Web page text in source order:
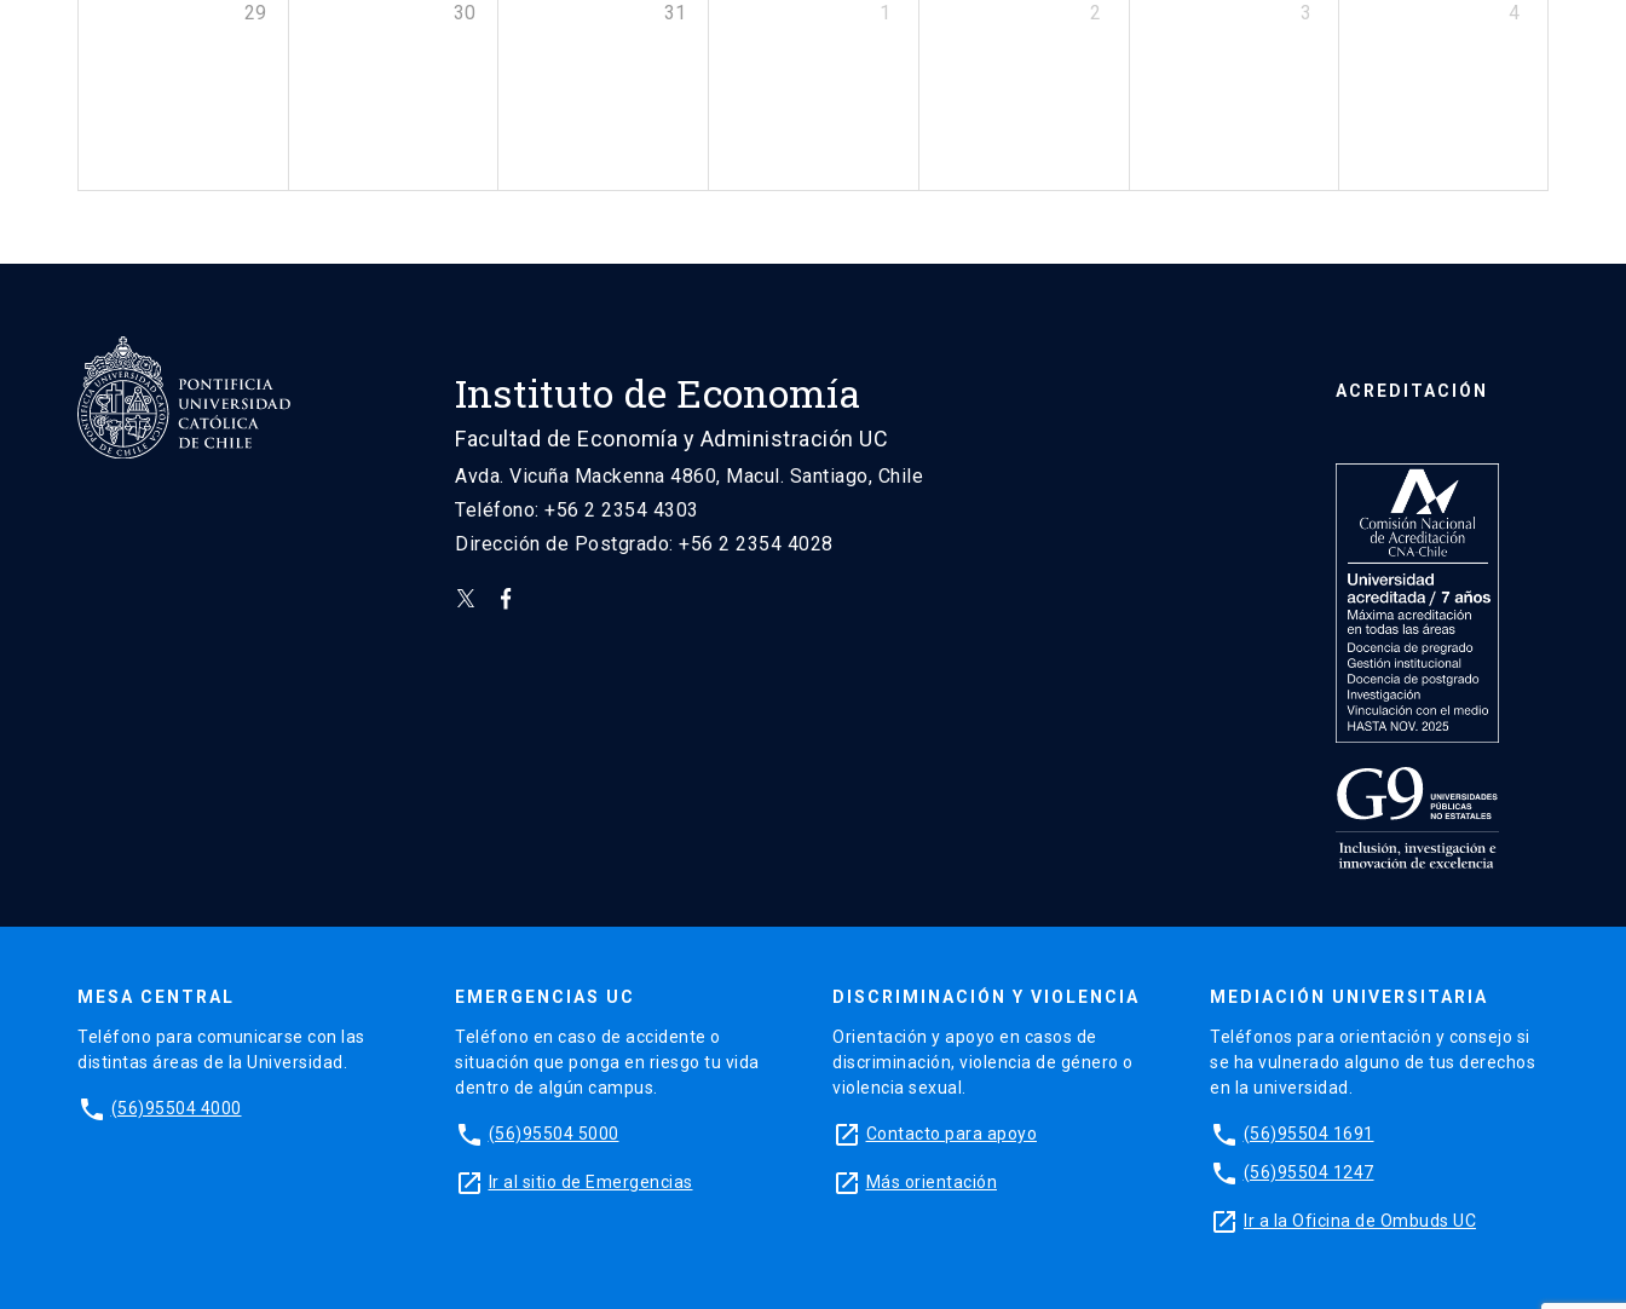
29 30 31 1 2 3 4
Instituto de Economía
Facultad de Economía y Administración UC
Avda. Vicuña Mackenna 4860, Macul. Santiago, Chile
Teléfono: +56 2 2354 4303
Dirección de Postgrado: +56 2 2354 4028
ACREDITACIÓN
MESA CENTRAL
Teléfono para comunicarse con las
distintas áreas de la Universidad.
phone (56)95504 4000
EMERGENCIAS UC
Teléfono en caso de accidente o
situación que ponga en riesgo tu vida
dentro de algún campus.
phone (56)95504 5000
launch Ir al sitio de Emergencias
DISCRIMINACIÓN Y VIOLENCIA
Orientación y apoyo en casos de
discriminación, violencia de género o
violencia sexual.
launch Contacto para apoyo
launch Más orientación
MEDIACIÓN UNIVERSITARIA
Teléfonos para orientación y consejo si
se ha vulnerado alguno de tus derechos
en la universidad.
phone (56)95504 1691
phone (56)95504 1247
launch Ir a la Oficina de Ombuds UC